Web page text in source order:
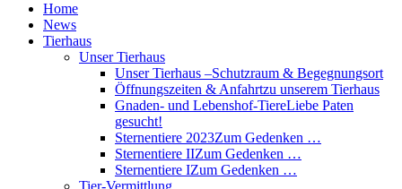
Home
News
Tierhaus
Unser Tierhaus
Unser Tierhaus –Schutzraum & Begegnungsort
Öffnungszeiten & Anfahrtzu unserem Tierhaus
Gnaden- und Lebenshof-TiereLiebe Paten
gesucht!
Sternentiere 2023Zum Gedenken …
Sternentiere IIZum Gedenken …
Sternentiere IZum Gedenken …
Tier-Vermittlung